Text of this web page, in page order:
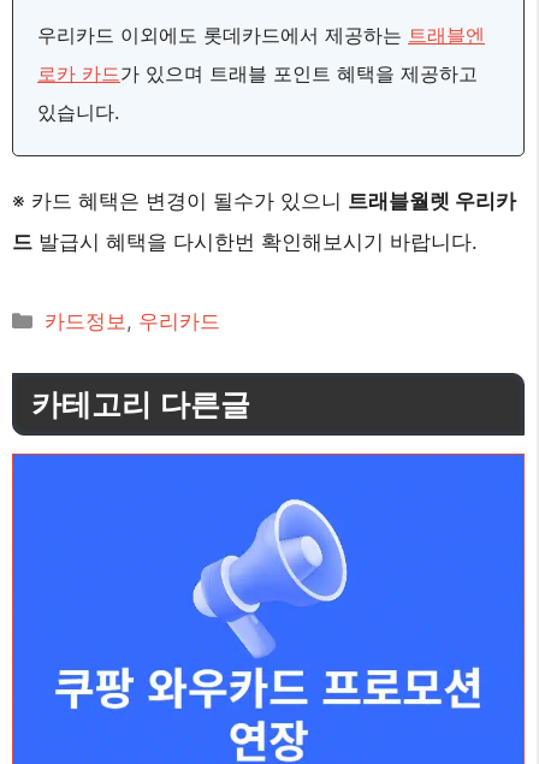
우리카드 이외에도 롯데카드에서 제공하는 트래블엔
로카 카드가 있으며 트래블 포인트 혜택을 제공하고
있습니다.
※ 카드 혜택은 변경이 될수가 있으니 트래블월렛 우리카
드 발급시 혜택을 다시한번 확인해보시기 바랍니다.
카
고
리
카드정보 , 우리카드
카테고리 다른글